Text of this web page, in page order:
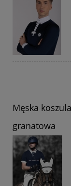
Męska
granatowa